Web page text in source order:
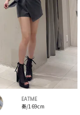
EATME
奏/169cm